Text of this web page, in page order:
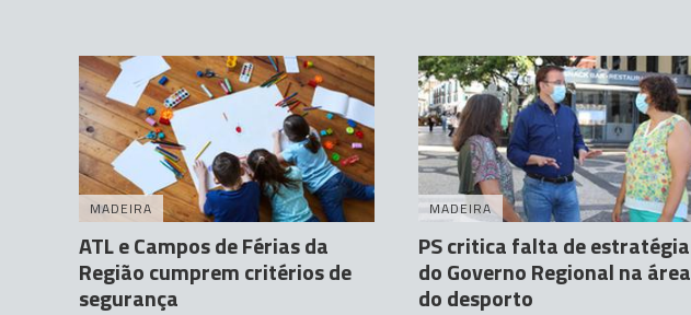
MADEIRA
ATL e Campos de Férias da
Região cumprem critérios de
segurança
MADEIRA
PS critica falta de estratégia
do Governo Regional na área
do desporto